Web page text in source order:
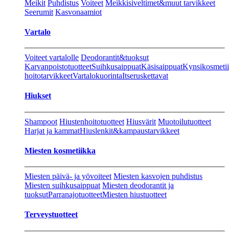
Meikit Puhdistus Voiteet Meikkisiveltimet&muut tarvikkeet
Seerumit Kasvonaamiot
Vartalo
Voiteet vartalolle Deodorantit&tuoksut
KarvanpoistotuotteetSuihkusaippuatKäsisaippuat
hoitotarvikkeetVartalokuorintaItseruskettavat
Hiukset
Shampoot Hiustenhoitotuotteet Hiusvärit Muotoilutuotteet
Harjat ja kammatHiuslenkit&kampaustarvikkeet
Miesten kosmetiikka
Miesten päivä- ja yövoiteet Miesten kasvojen puhdistus
Miesten suihkusaippuat Miesten deodorantit ja
tuoksutParranajotuotteetMiesten hiustuotteet
Terveystuotteet